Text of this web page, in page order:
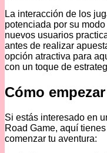
La interacción de los
potenciada por su
nuevos usuarios
antes de realizar
opción atractiva para
con un toque de
Cómo
Si estás interesado en
Road Game, aquí
comenzar tu aventura: